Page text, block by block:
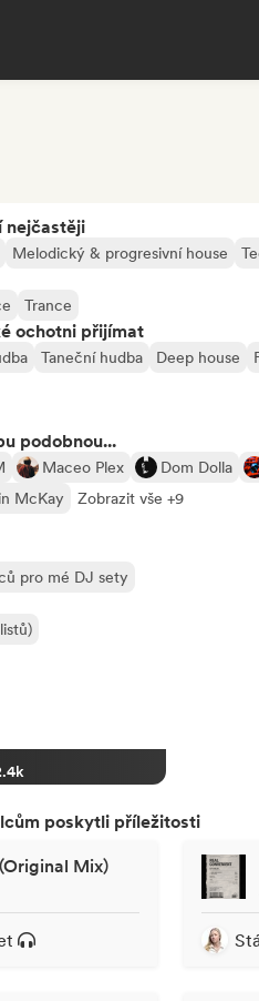
nejčastěji
Melodický & progresivní house
Trance
ochotni přijímat
Taneční hudba Deep house
podobnou...
Maceo Plex Dom Dolla
McKay Zobrazit vše +9
pro mé DJ sety
poskytli příležitosti
Mix)